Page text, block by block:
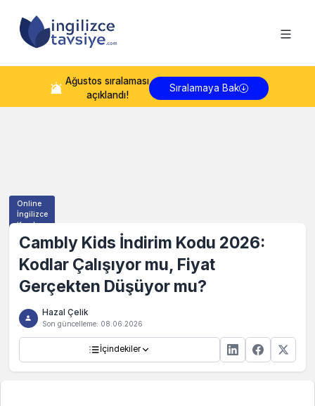
Ağustos sıralaması
açıklandı!
Sıralamaya Bak
Online
İngilizce
Kursları
Cambly Kids İndirim Kodu 2026:
Kodlar Çalışıyor mu, Fiyat
Gerçekten Düşüyor mu?
Hazal Çelik
Son güncelleme: 08.06.2026
İçindekiler